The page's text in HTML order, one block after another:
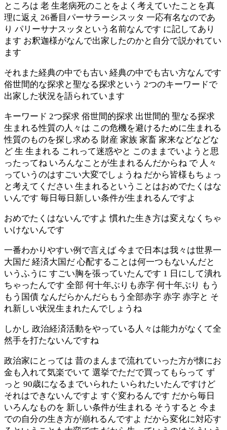
ところは 老 生老病死のことをよく考えていたことを真
理に返え 26番目パーサラーシスッタ 一応有名なのであ
り パリーサナスッタという名前なんです に記してあり
ます お釈迦様がなんで出家したのかと自分で説かれてい
ます
それまた経典の中でも古い 経典の中でも古い方なんです
俗世間的な探求と聖なる探求という 2つのキーワードで
出家した状況を語られています
キーワード 2つ探求 俗世間的探求 出世間的 聖なる探求
生まれる性質の人々は この危機を避けるために生まれる
性質のものを探し求める 財産 家族 家畜 家来などなどな
ど 生 生まれる これって迷惑やと このままでいようと思
ったってね いろんなことが生まれるんだからね で 人々
っていうのはすごい大変でしょうね だから皆様もちょっ
と考えてください 生まれるということはおめでたくはな
いんです 毎日毎日新しい条件が生まれるんですよ
おめでたくはないんですよ 慣れた生き方は変えなくちゃ
いけないんです
一番わかりやすい例で言えば 今まで日本は我々は世界一
大国だ 経済大国だ 心配することは何一つもないんだと
いうふうに すごい胸を張っていたんです 1 日にして潰れ
ちゃったんです 全部 何十年ぶりも赤字 何十年ぶり もう
もう国債 なんだらかんだらもう全部赤字 赤字 赤字と そ
れ新しい状況生まれたんでしょうね
しかし 政治経済活動をやっている人々は能力がなくて全
然手を打たないんですね
政治家にとっては 昔のまんまで流れていった方が懐にお
金も入れて気楽でいて 選挙でただで買ってもらって ず
っと 90歳になるまでいられた いられたいたんですけど
それはできないんですよ すぐ変わるんです だから毎日
いろんなものを 新しい条件が生まれる そうすると 今ま
での自分の生き方が崩れるんですよ だから変化に対応す